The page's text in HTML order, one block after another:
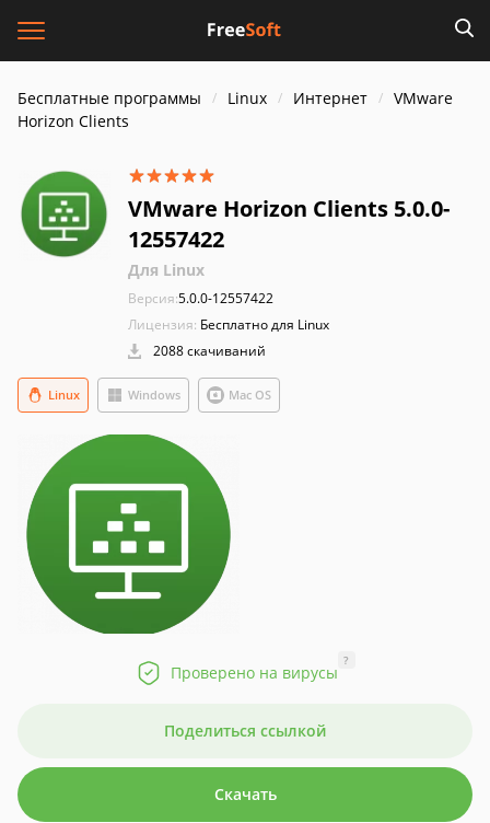
Бесплатные программы Linux Интернет
VMware
Horizon Clients
VMware Horizon Clients 5.0.0-
12557422
Для Linux
Версия:5.0.0-12557422
Лицензия: Бесплатно для Linux
2088 скачиваний
Windows Mac OS
Linux
Проверено на вирусы
?
Поделиться ссылкой
Скачать